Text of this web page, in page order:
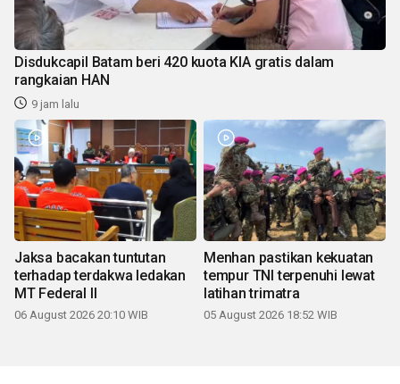
Disdukcapil Batam beri 420 kuota KIA gratis dalam
rangkaian HAN
9 jam lalu
Jaksa bacakan tuntutan
terhadap terdakwa ledakan
MT Federal II
06 August 2026 20:10 WIB
Menhan pastikan kekuatan
tempur TNI terpenuhi lewat
latihan trimatra
05 August 2026 18:52 WIB